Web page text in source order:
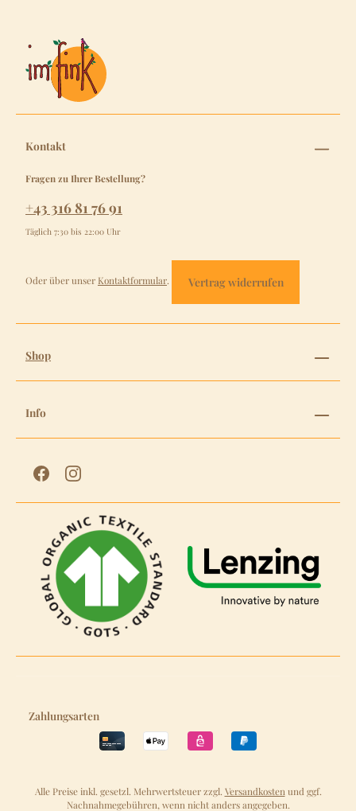
Kontakt
Fragen zu Ihrer Bestellung?
+43 316 81 76 91
Täglich 7:30 bis 22:00 Uhr
Oder über unser Kontaktformular. Vertrag widerrufen
Shop
Info
Zahlungsarten
Alle Preise inkl. gesetzl. Mehrwertsteuer zzgl. Versandkosten und ggf.
Nachnahmegebühren, wenn nicht anders angegeben.